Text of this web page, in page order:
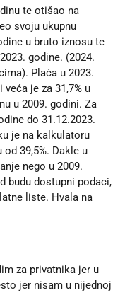
te otišao na
svoju ukupnu
u bruto iznosu te
godine. (2024.
Plaća u 2023.
je za 31,7% u
u 2009. godini. Za
do 31.12.2023.
je na kalkulatoru
39,5%. Dakle u
nego u 2009.
budu dostupni podaci,
liste. Hvala na
za privatnika jer u
jer nisam u nijednoj